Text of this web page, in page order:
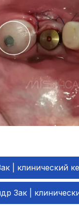
| клинический
Зак |